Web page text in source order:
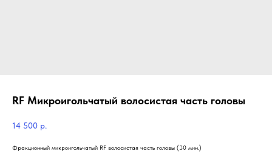
RF Микроигольчатый волосистая часть головы
14 500 р.
Фракционный микроигольчатый RF волосистая часть головы (30 мин.)